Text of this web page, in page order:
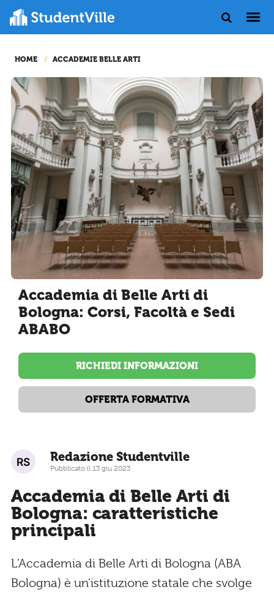
HOME ACCADEMIE BELLE ARTI
Accademia di Belle Arti di
Bologna: Corsi, Facoltà e Sedi
ABABO
RICHIEDI INFORMAZIONI
OFFERTA FORMATIVA
Redazione Studentville
Pubblicato il 13 giu 2023
Accademia di Belle Arti di
Bologna: caratteristiche
principali
L’Accademia di Belle Arti di Bologna (ABA
Bologna) è un’istituzione statale che svolge